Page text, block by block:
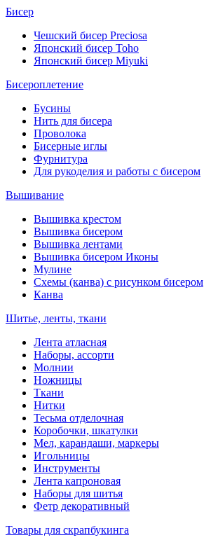
Бисер
Чешский бисер Preciosa
Японский бисер Toho
Японский бисер Miyuki
Бисероплетение
Бусины
Нить для бисера
Проволока
Бисерные иглы
Фурнитура
Для рукоделия и работы с бисером
Вышивание
Вышивка крестом
Вышивка бисером
Вышивка лентами
Вышивка бисером Иконы
Мулине
Схемы (канва) с рисунком бисером
Канва
Шитье, ленты, ткани
Лента атласная
Наборы, ассорти
Молнии
Ножницы
Ткани
Нитки
Тесьма отделочная
Коробочки, шкатулки
Мел, карандаши, маркеры
Игольницы
Инструменты
Лента капроновая
Наборы для шитья
Фетр декоративный
Товары для скрапбукинга